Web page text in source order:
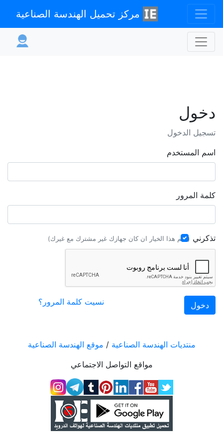
مركز تحميل الهندسة الصناعية
دخول
تسجيل الدخول
اسم المستخدم
كلمة المرور
تذكرني (علًم هذا الخيار ان كان جهازك غير مشترك مع غيرك)
نسيت كلمة المرور؟
منتديات الهندسة الصناعية / موقع الهندسة الصناعية
مواقع التواصل الاجتماعي